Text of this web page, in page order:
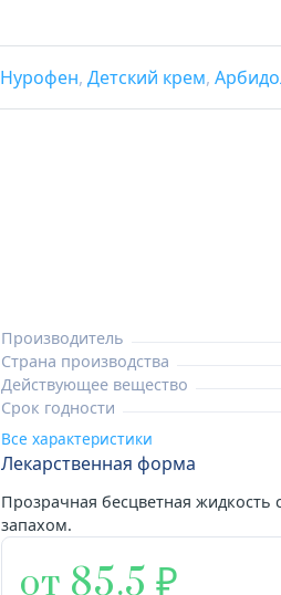
Нурофен, Детский крем,
Производитель
Страна производства
Действующее вещество
Срок годности
Все характеристики
Лекарственная форма
Прозрачная бесцветная
запахом.
от 85.5